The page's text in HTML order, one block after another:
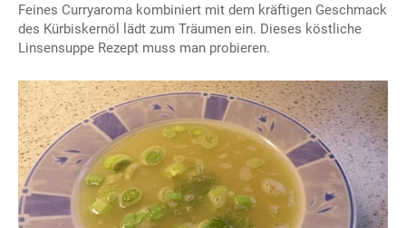
Feines Curryaroma kombiniert mit dem kräftigen Geschmack
des Kürbiskernöl lädt zum Träumen ein. Dieses köstliche
Linsensuppe Rezept muss man probieren.